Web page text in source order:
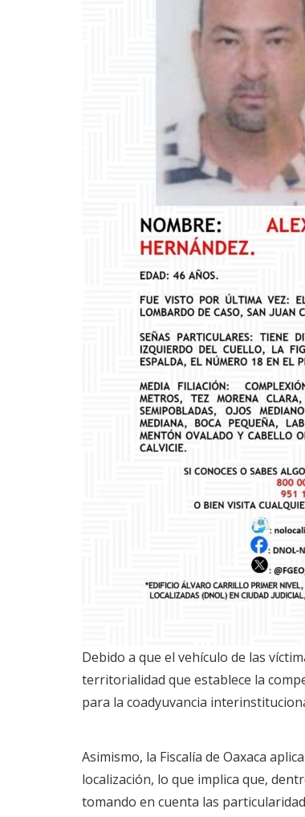
Debido a que el vehículo de las
territorialidad que establece la
para la coadyuvancia
Asimismo, la Fiscalía de Oaxaca
localización, lo que implica que,
tomando en cuenta las